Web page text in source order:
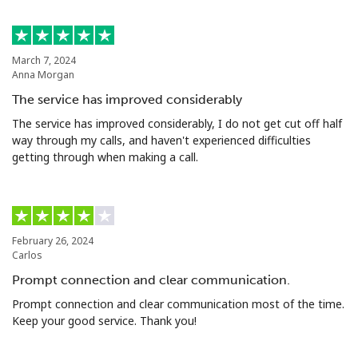
March 7, 2024
Anna Morgan
The service has improved considerably
The service has improved considerably, I do not get cut off half
way through my calls, and haven't experienced difficulties
getting through when making a call.
February 26, 2024
Carlos
Prompt connection and clear communication.
Prompt connection and clear communication most of the time.
Keep your good service. Thank you!